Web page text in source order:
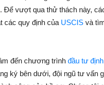
. Để vượt qua thử thách này,
các quy định của USCIS và
đến chương trình đầu tư
ký bên dưới, đội ngũ tư vấn